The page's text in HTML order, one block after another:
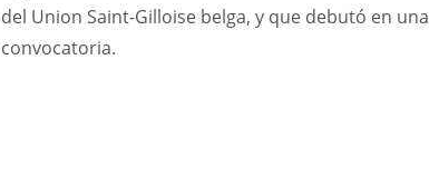
del Union Saint-Gilloise belga, y que debutó en una
convocatoria.